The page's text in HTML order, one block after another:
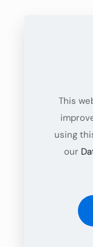
This
using
our